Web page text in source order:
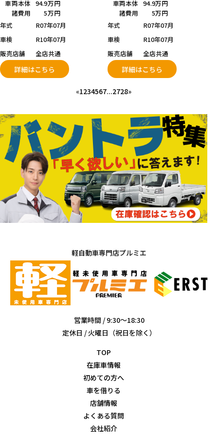
車両本体 94.9万円
諸費用
5万円
年式
R07年07月
車検
R10年07月
販売店舗
全店共通
詳細はこちら
車両本体 94.9万円
諸費用
5万円
年式
R07年07月
車検
R10年07月
販売店舗
全店共通
詳細はこちら
«1234567...2728»
軽自動車専門店プルミエ
営業時間 / 9:30～18:30
定休日 / 火曜日（祝日を除く）
TOP
在庫車情報
初めての方へ
車を借りる
店舗情報
よくある質問
会社紹介